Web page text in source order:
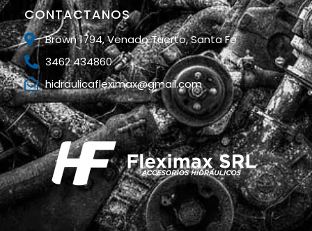
CONTACTANOS
Brown 1794, Venado Tuerto, Santa Fe
3462 434860
hidraulicafleximax@gmail.com